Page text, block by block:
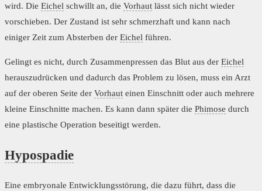
wird. Die Eichel schwillt an, die Vorhaut lässt sich nicht wieder
vorschieben. Der Zustand ist sehr schmerzhaft und kann nach
einiger Zeit zum Absterben der Eichel führen.
Gelingt es nicht, durch Zusammenpressen das Blut aus der Eichel
herauszudrücken und dadurch das Problem zu lösen, muss ein Arzt
auf der oberen Seite der Vorhaut einen Einschnitt oder auch mehrere
kleine Einschnitte machen. Es kann dann später die Phimose durch
eine plastische Operation beseitigt werden.
Hypospadie
Eine embryonale Entwicklungsstörung, die dazu führt, dass die